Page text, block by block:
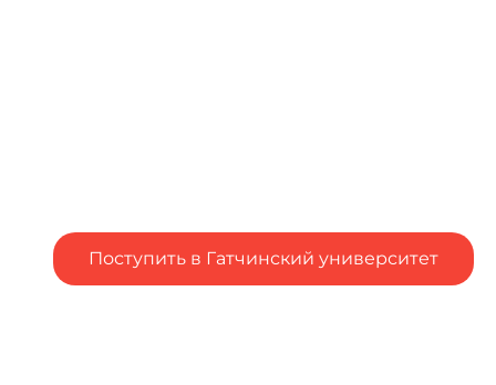
Поступить в Гатчинский университет